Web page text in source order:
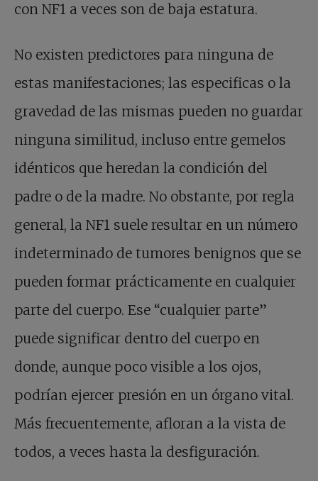
con NF1 a veces son de baja estatura.
No existen predictores para ninguna de
estas manifestaciones; las especificas o la
gravedad de las mismas pueden no guardar
ninguna similitud, incluso entre gemelos
idénticos que heredan la condición del
padre o de la madre. No obstante, por regla
general, la NF1 suele resultar en un número
indeterminado de tumores benignos que se
pueden formar prácticamente en cualquier
parte del cuerpo. Ese “cualquier parte”
puede significar dentro del cuerpo en
donde, aunque poco visible a los ojos,
podrían ejercer presión en un órgano vital.
Más frecuentemente, afloran a la vista de
todos, a veces hasta la desfiguración.